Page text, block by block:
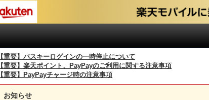
【重要】パスキーログインの一時停止について
【重要】楽天ポイント、PayPayのご利用に関する注意事項
【重要】PayPayチャージ時の注意事項
お知らせ